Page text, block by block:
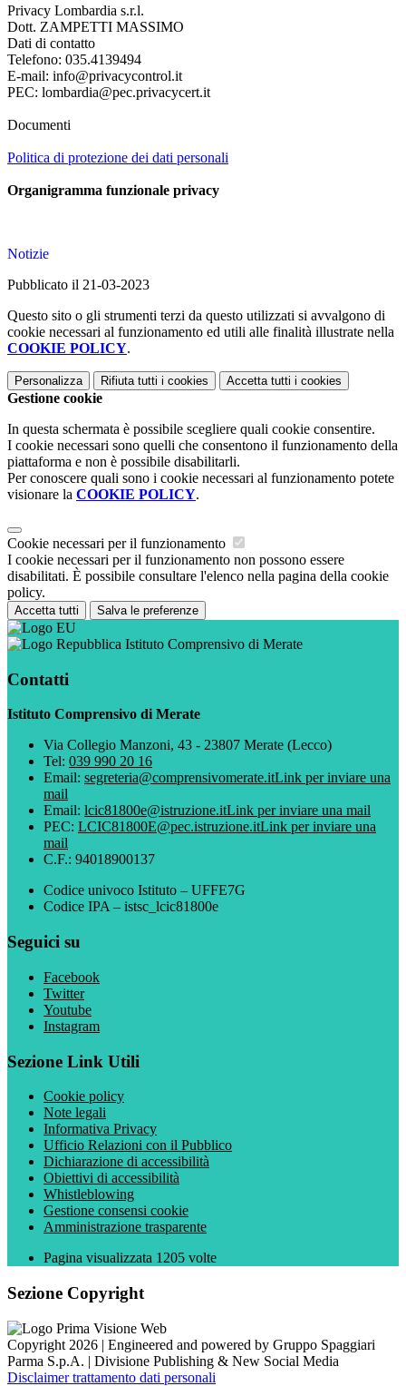
Privacy Lombardia s.r.l.
Dott. ZAMPETTI MASSIMO
Dati di contatto
Telefono: 035.4139494
E-mail: info@privacycontrol.it
PEC: lombardia@pec.privacycert.it
Documenti
Politica di protezione dei dati personali
Organigramma funzionale privacy
Notizie
Pubblicato il 21-03-2023
Questo sito o gli strumenti terzi da questo utilizzati si avvalgono di
cookie necessari al funzionamento ed utili alle finalità illustrate nella
COOKIE POLICY.
Personalizza Rifiuta tutti i cookies Accetta tutti i cookies
Gestione cookie
In questa schermata è possibile scegliere quali cookie consentire.
I cookie necessari sono quelli che consentono il funzionamento della
piattaforma e non è possibile disabilitarli.
Per conoscere quali sono i cookie necessari al funzionamento potete
visionare la COOKIE POLICY.
Cookie necessari per il funzionamento
I cookie necessari per il funzionamento non possono essere
disabilitati. È possibile consultare l'elenco nella pagina della cookie
policy.
Accetta tutti Salva le preferenze
Istituto Comprensivo di Merate
Contatti
Istituto Comprensivo di Merate
Via Collegio Manzoni, 43 - 23807 Merate (Lecco)
Tel: 039 990 20 16
Email: segreteria@comprensivomerate.itLink per inviare una
mail
Email: lcic81800e@istruzione.itLink per inviare una mail
PEC: LCIC81800E@pec.istruzione.itLink per inviare una
mail
C.F.: 94018900137
Codice univoco Istituto – UFFE7G
Codice IPA – istsc_lcic81800e
Seguici su
Facebook
Twitter
Youtube
Instagram
Sezione Link Utili
Cookie policy
Note legali
Informativa Privacy
Ufficio Relazioni con il Pubblico
Dichiarazione di accessibilità
Obiettivi di accessibilità
Whistleblowing
Gestione consensi cookie
Amministrazione trasparente
Pagina visualizzata 1205 volte
Sezione Copyright
Copyright 2026 | Engineered and powered by Gruppo Spaggiari
Parma S.p.A. | Divisione Publishing & New Social Media
Disclaimer trattamento dati personali